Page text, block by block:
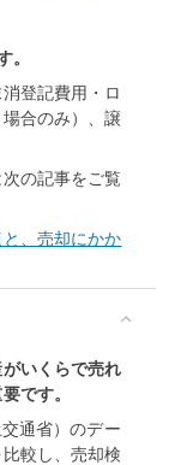
。
登記費用・ロ
合のみ）、譲
の記事をご覧
、売却にかか
いくらで売れ
です。
通省）のデー
較し、売却検